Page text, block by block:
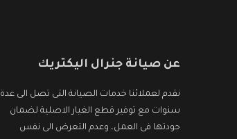
عن صيانة جنرال اليكتريك
نقدم لعملائنا خدمات الصيانة التى تصل الى عدة
سنوات مع توفير قطع الغيار الاصلية لضمان
جودتها فى العمل، وعدم التعرض الى نفس